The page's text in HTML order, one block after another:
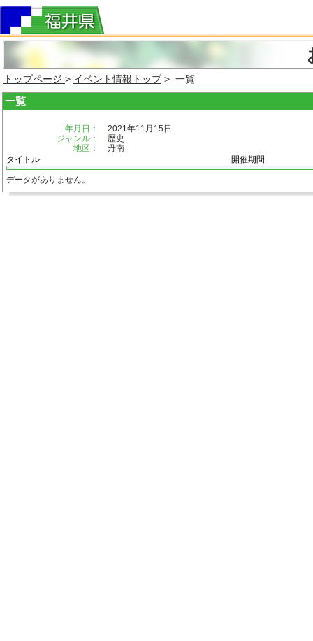
トップページ > イベント情報トップ> 一覧
一覧
年月日：
2021年11月15日
ジャンル：
歴史
地区：
丹南
タイトル
開催期間
データがありません。